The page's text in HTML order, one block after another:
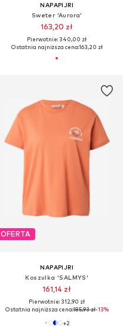
NAPAPIJRI
Sweter 'Aurora'
163,20 zł
Pierwotnie: 340,00 zł
Ostatnia najniższa cena:163,20 zł
OFERTA
NAPAPIJRI
Koszulka 'SALMYS'
161,14 zł
Pierwotnie: 312,90 zł
Ostatnia najniższa cena:185,93 zł-13%
+2